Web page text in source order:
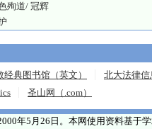
殉道/ 冠辉
经典图书馆（英文）
北大法律信
圣山网（.com）
年5月26日。本网使用资料基于